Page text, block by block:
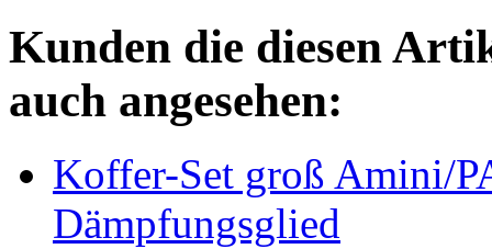
Kunden die diesen
auch angesehen:
Koffer-Set groß Amini/
Dämpfungsglied